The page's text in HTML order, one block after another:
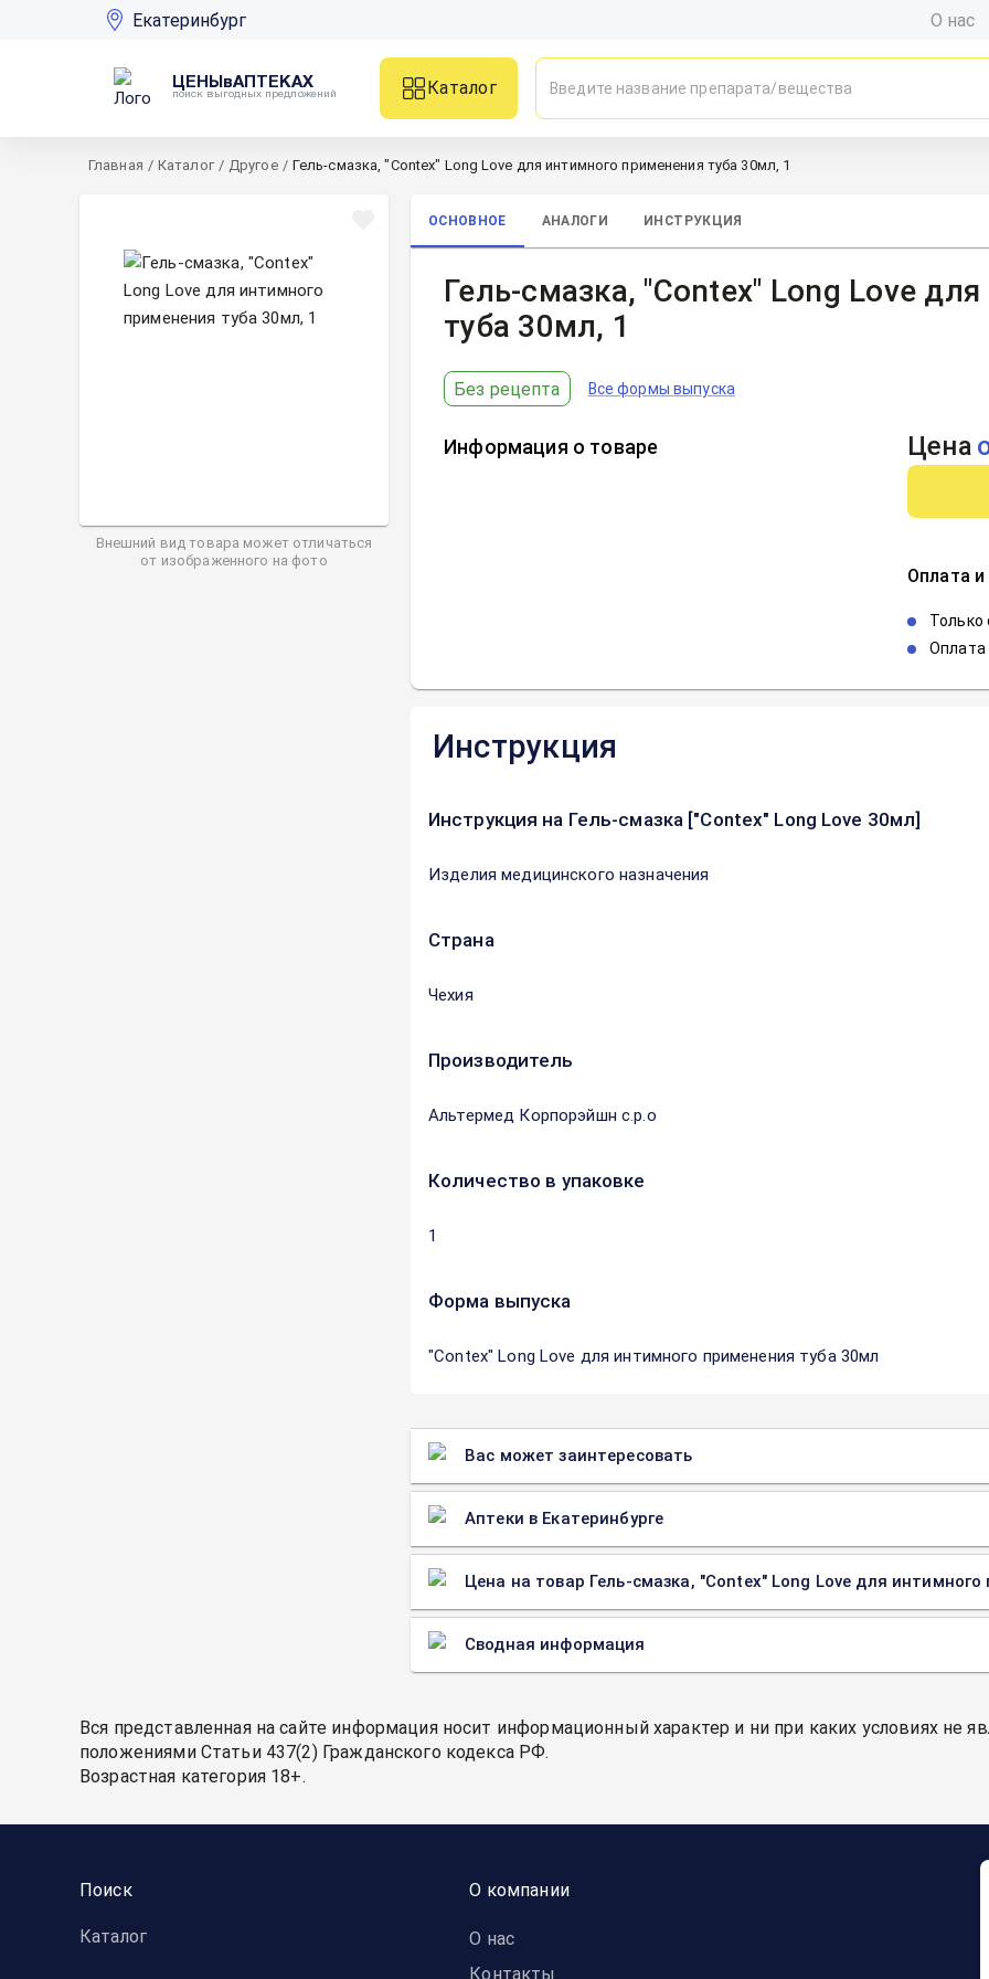
Екатеринбург О нас
ЦЕНЫвАПТЕКАХ
поиск выгодных предложений
Каталог
Главная / Каталог / Другое / Гель-смазка, "Contex" Long Love для интимного применения туба 30мл, 1
Внешний вид товара может отличаться
от изображенного на фото
ОСНОВНОЕ АНАЛОГИ ИНСТРУКЦИЯ
Гель-смазка, "Contex" Long Love
туба 30мл, 1
Без рецепта Все формы выпуска
Информация о товаре Цена
Оплата
Только
Оплата
Инструкция
Инструкция на Гель-смазка ["Contex" Long Love 30мл]
Изделия медицинского назначения
Страна
Чехия
Производитель
Альтермед Корпорэйшн с.р.о
Количество в упаковке
1
Форма выпуска
"Contex" Long Love для интимного применения туба 30мл
Вас может заинтересовать
Аптеки в Екатеринбурге
Цена на товар Гель-смазка, "Contex" Long Love для
Сводная информация
Вся представленная на сайте информация носит информационный характер и ни при каких условиях не
положениями Статьи 437(2) Гражданского кодекса РФ.
Возрастная категория 18+.
Поиск
Каталог
О компании
О нас
Контакты